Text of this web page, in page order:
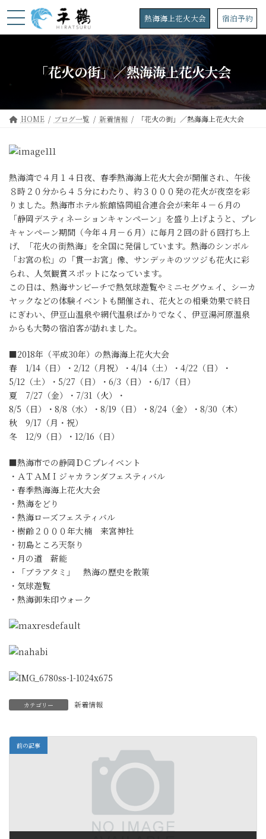
ン
プ
ビ
動
熱海海上花火大会 宿泊予約
「花火の街」／熱海海上花火大会
HOME ブログ一覧 新着情報 「花火の街」／熱海海上花火大会
熱海湾で４月１４日夜、春季熱海海上花火大会が開催され、午後
８時２０分から４５分にわたり、約３０００発の花火が夜空を彩
りました。熱海市ホテル旅館協同組合連合会が来年４－６月の
「静岡デスティネーションキャンペーン」を盛り上げようと、プレ
キャンペーン期間（今年４月－６月）に毎月２回の計６回打ち上
げ、「花火の街熱海」を全国に発信しています。熱海のシンボル
「お宮の松」の「貫一お宮」像、サンデッキのツツジも花火に彩
られ、人気観賞スポットになっています。
この日は、熱海サンビーチで熱気球遊覧やミニセグウェイ、シーカ
ヤックなどの体験イベントも開催され、花火との相乗効果で終日
にぎわい、伊豆山温泉や網代温泉ばかりでなく、伊豆湯河原温泉
からも大勢の宿泊客が訪れました。
■2018年（平成30年）の熱海海上花火大会
春 1/14（日）・2/12（月祝）・4/14（土）・4/22（日）・
5/12（土）・5/27（日）・6/3（日）・6/17（日）
夏 7/27（金）・7/31（火）・
8/5（日）・8/8（水）・8/19（日）・8/24（金）・8/30（木）
秋 9/17（月・祝）
冬 12/9（日）・12/16（日）
■熱海市での静岡ＤＣプレイベント
・ＡＴＡＭＩジャカランダフェスティバル
・春季熱海海上花火大会
・熱海をどり
・熱海ローズフェスティバル
・樹齢２０００年大楠 来宮神社
・初島ところ天祭り
・月の道 薪能
・「ブラアタミ」 熱海の歴史を散策
・気球遊覧
・熱海御朱印ウォーク
カテゴリー 新着情報
前の記事